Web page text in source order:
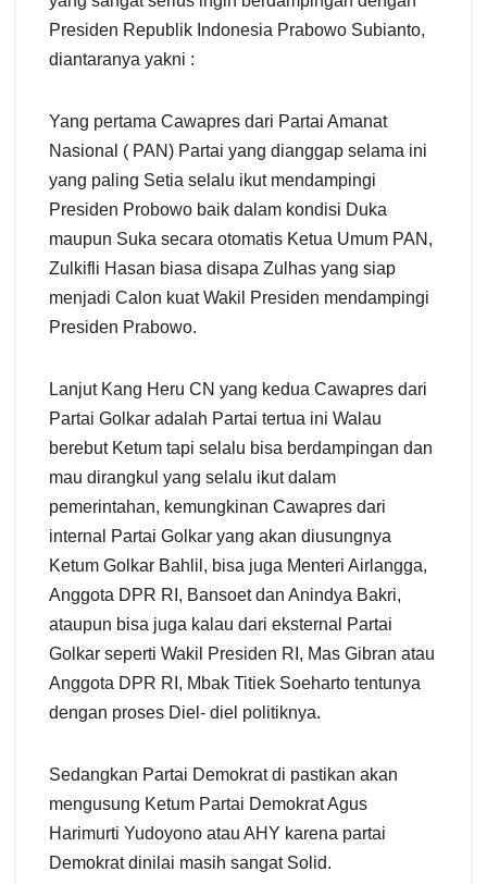
Presiden Republik Indonesia Prabowo Subianto,
diantaranya yakni :
Yang pertama Cawapres dari Partai Amanat
Nasional ( PAN) Partai yang dianggap selama ini
yang paling Setia selalu ikut mendampingi
Presiden Probowo baik dalam kondisi Duka
maupun Suka secara otomatis Ketua Umum PAN,
Zulkifli Hasan biasa disapa Zulhas yang siap
menjadi Calon kuat Wakil Presiden mendampingi
Presiden Prabowo.
Lanjut Kang Heru CN yang kedua Cawapres dari
Partai Golkar adalah Partai tertua ini Walau
berebut Ketum tapi selalu bisa berdampingan dan
mau dirangkul yang selalu ikut dalam
pemerintahan, kemungkinan Cawapres dari
internal Partai Golkar yang akan diusungnya
Ketum Golkar Bahlil, bisa juga Menteri Airlangga,
Anggota DPR RI, Bansoet dan Anindya Bakri,
ataupun bisa juga kalau dari eksternal Partai
Golkar seperti Wakil Presiden RI, Mas Gibran atau
Anggota DPR RI, Mbak Titiek Soeharto tentunya
dengan proses Diel- diel politiknya.
Sedangkan Partai Demokrat di pastikan akan
mengusung Ketum Partai Demokrat Agus
Harimurti Yudoyono atau AHY karena partai
Demokrat dinilai masih sangat Solid.